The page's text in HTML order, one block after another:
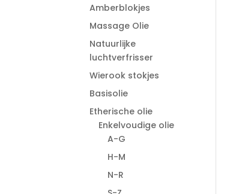
Amberblokjes
Massage Olie
Natuurlijke
luchtverfrisser
Wierook stokjes
Basisolie
Etherische olie
Enkelvoudige olie
A-G
H-M
N-R